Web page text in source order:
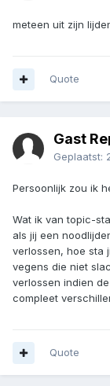
meteen uit zijn
Quote
Gast
Geplaatst:
Persoonlijk zou ik
Wat ik van topic-
als jij een
verlossen, hoe sta
vegens die niet
verlossen indien
compleet
Quote